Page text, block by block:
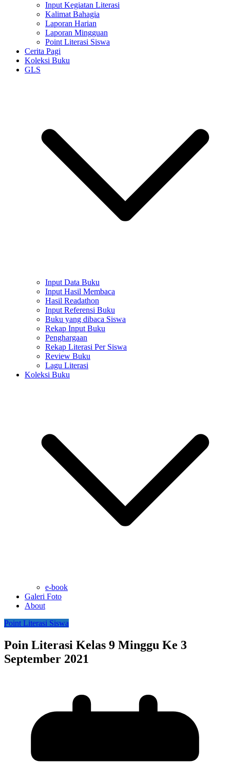
Input Kegiatan Literasi
Kalimat Bahagia
Laporan Harian
Laporan Mingguan
Point Literasi Siswa
Cerita Pagi
Koleksi Buku
GLS
Input Data Buku
Input Hasil Membaca
Hasil Readathon
Input Referensi Buku
Buku yang dibaca Siswa
Rekap Input Buku
Penghargaan
Rekap Literasi Per Siswa
Review Buku
Lagu Literasi
Koleksi Buku
e-book
Galeri Foto
About
Point Literasi Siswa
Poin Literasi Kelas 9 Minggu Ke 3
September 2021